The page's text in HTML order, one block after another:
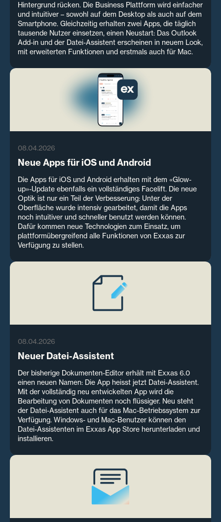
Hintergrund rücken. Die Business Plattform wird einfacher
und intuitiver – sowohl auf dem Desktop als auch auf dem
Smartphone. Gleichzeitig erhalten zwei Apps, die täglich
tausende Nutzer einsetzen, einen Neustart: Das Outlook
Add-in und der Datei-Assistent erscheinen in neuem Look,
mit erweiterten Funktionen und erstmals auch für Mac.
08.04.2026
Neue Apps für iOS und Android
Die Apps für iOS und Android erhalten mit dem «Glow-
up»-Update ebenfalls ein vollständiges Facelift. Die neue
Optik ist nur ein Teil der Verbesserung: Unter der
Oberfläche wurde intensiv gearbeitet, damit die Apps
noch intuitiver und schneller benutzt werden können.
Dafür kommen neue Technologien zum Einsatz, um
plattformübergreifend alle Funktionen von Exxas zur
Verfügung zu stellen.
08.04.2026
Neuer Datei-Assistent
Der bisherige Dokumenten-Editor erhält mit Exxas 6.0
einen neuen Namen: Die App heisst jetzt Datei-Assistent.
Mit der vollständig neu entwickelten App wird die
Bearbeitung von Dokumenten noch flüssiger. Neu steht
der Datei-Assistent auch für das Mac-Betriebssystem zur
Verfügung. Windows- und Mac-Benutzer können den
Datei-Assistenten im Exxas App Store herunterladen und
installieren.